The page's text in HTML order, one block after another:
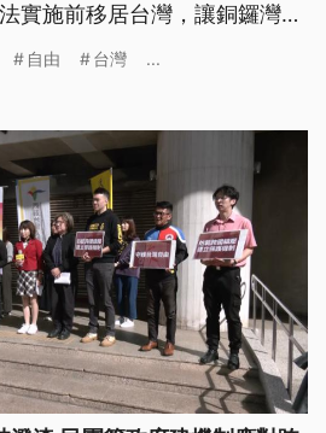
實施前移居台灣，讓銅鑼灣書
自由 台灣 ...